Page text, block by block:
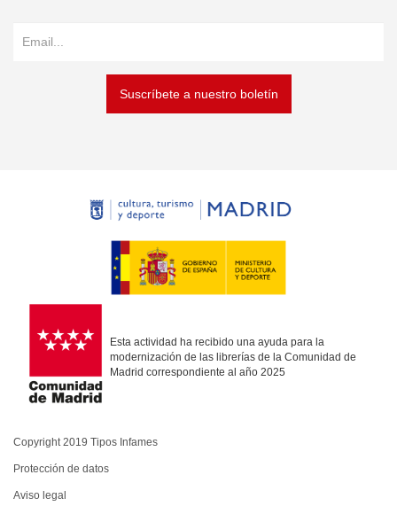
Suscríbete a nuestro boletín
Esta actividad ha recibido una ayuda para la
modernización de las librerías de la Comunidad de
Madrid correspondiente al año 2025
Copyright 2019 Tipos Infames
Protección de datos
Aviso legal